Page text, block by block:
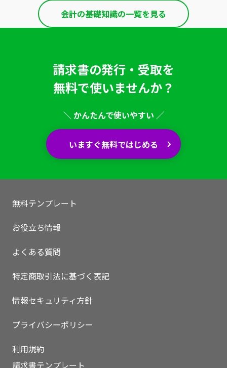
会計の基礎知識の一覧を見る
いますぐ無料登録
請求書の発行・受取を
無料で使いませんか？
＼ かんたんで使いやすい ／
いますぐ無料ではじめる
無料テンプレート
お役立ち情報
よくある質問
特定商取引法に基づく表記
情報セキュリティ方針
プライバシーポリシー
利用規約
請求書テンプレート